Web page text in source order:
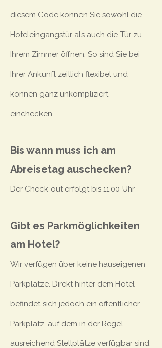
diesem Code können Sie sowohl die
Hoteleingangstür als auch die Tür zu
Ihrem Zimmer öffnen. So sind Sie bei
Ihrer Ankunft zeitlich flexibel und
können ganz unkompliziert
einchecken.
Bis wann muss ich am
Abreisetag auschecken?
Der Check-out erfolgt bis 11.00 Uhr
Gibt es Parkmöglichkeiten
am Hotel?
Wir verfügen über keine hauseigenen
Parkplätze. Direkt hinter dem Hotel
befindet sich jedoch ein öffentlicher
Parkplatz, auf dem in der Regel
ausreichend Stellplätze verfügbar sind.